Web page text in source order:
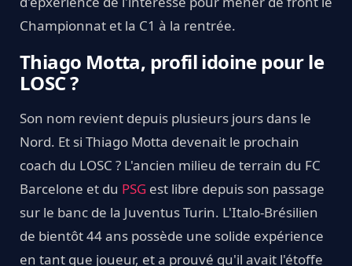
Championnat et la C1 à la rentrée.
Thiago Motta, profil idoine pour le
LOSC ?
Son nom revient depuis plusieurs jours dans le
Nord. Et si Thiago Motta devenait le prochain
coach du LOSC ? L'ancien milieu de terrain du FC
Barcelone et du PSG est libre depuis son passage
sur le banc de la Juventus Turin. L'Italo-Brésilien
de bientôt 44 ans possède une solide expérience
en tant que joueur, et a prouvé qu'il avait l'étoffe